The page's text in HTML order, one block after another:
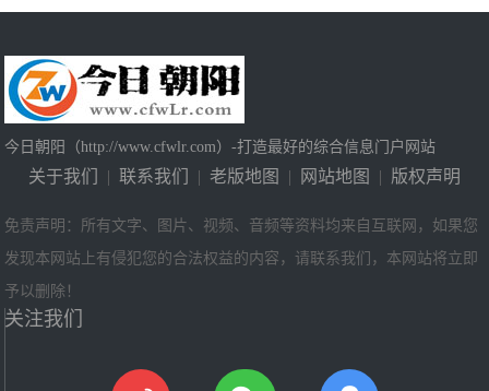
今日朝阳（http://www.cfwlr.com）-打造最好的综合信息门户网站
关于我们 | 联系我们 | 老版地图 | 网站地图 | 版权声明
免责声明：所有文字、图片、视频、音频等资料均来自互联网，如果您
发现本网站上有侵犯您的合法权益的内容，请联系我们，本网站将立即
予以删除！
关注我们